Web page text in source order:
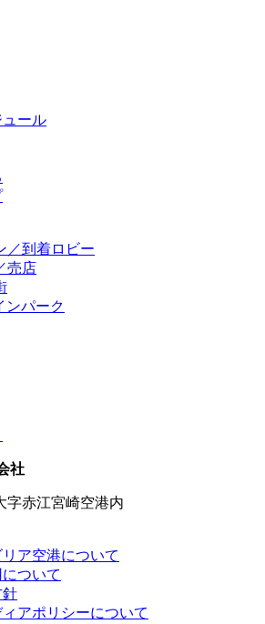
ール
／到着ロビー
売店
ンパーク
字赤江宮崎空港内
ア空港について
ついて
針
アポリシーについて